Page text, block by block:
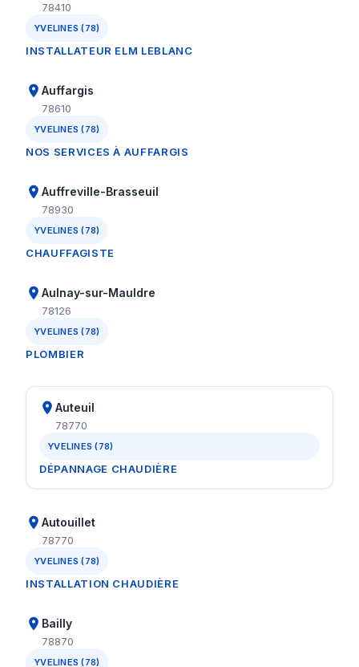
78410
YVELINES (78)
INSTALLATEUR ELM LEBLANC
Auffargis
78610
YVELINES (78)
NOS SERVICES À AUFFARGIS
Auffreville-Brasseuil
78930
YVELINES (78)
CHAUFFAGISTE
Aulnay-sur-Mauldre
78126
YVELINES (78)
PLOMBIER
Auteuil
78770
YVELINES (78)
DÉPANNAGE CHAUDIÈRE
Autouillet
78770
YVELINES (78)
INSTALLATION CHAUDIÈRE
Bailly
78870
YVELINES (78)